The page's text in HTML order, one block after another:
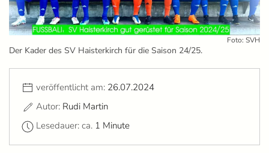
Foto: SVH
Der Kader des SV Haisterkirch für die Saison 24/25.
veröffentlicht am: 26.07.2024
Autor: Rudi Martin
Lesedauer: ca. 1 Minute